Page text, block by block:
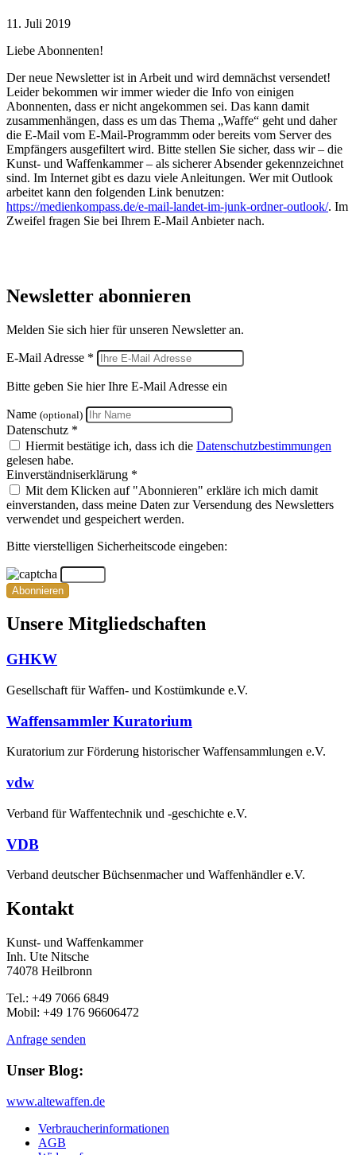
11. Juli 2019
Liebe Abonnenten!
Der neue Newsletter ist in Arbeit und wird demnächst versendet!
Leider bekommen wir immer wieder die Info von einigen
Abonnenten, dass er nicht angekommen sei. Das kann damit
zusammenhängen, dass es um das Thema „Waffe“ geht und daher
die E-Mail vom E-Mail-Programmm oder bereits vom Server des
Empfängers ausgefiltert wird. Bitte stellen Sie sicher, dass wir – die
Kunst- und Waffenkammer – als sicherer Absender gekennzeichnet
sind. Im Internet gibt es dazu viele Anleitungen. Wer mit Outlook
arbeitet kann den folgenden Link benutzen:
https://medienkompass.de/e-mail-landet-im-junk-ordner-outlook/. Im
Zweifel fragen Sie bei Ihrem E-Mail Anbieter nach.
Newsletter abonnieren
Melden Sie sich hier für unseren Newsletter an.
E-Mail Adresse *
Bitte geben Sie hier Ihre E-Mail Adresse ein
Name (optional)
Datenschutz *
Hiermit bestätige ich, dass ich die Datenschutzbestimmungen
gelesen habe.
Einverständniserklärung *
Mit dem Klicken auf "Abonnieren" erkläre ich mich damit
einverstanden, dass meine Daten zur Versendung des Newsletters
verwendet und gespeichert werden.
Bitte vierstelligen Sicherheitscode eingeben:
Abonnieren
Unsere Mitgliedschaften
GHKW
Gesellschaft für Waffen- und Kostümkunde e.V.
Waffensammler Kuratorium
Kuratorium zur Förderung historischer Waffensammlungen e.V.
vdw
Verband für Waffentechnik und -geschichte e.V.
VDB
Verband deutscher Büchsenmacher und Waffenhändler e.V.
Kontakt
Kunst- und Waffenkammer
Inh. Ute Nitsche
74078 Heilbronn
Tel.: +49 7066 6849
Mobil: +49 176 96606472
Anfrage senden
Unser Blog:
www.altewaffen.de
Verbraucherinformationen
AGB